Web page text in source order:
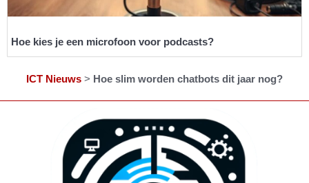
Hoe kies je een microfoon voor podcasts?
ICT Nieuws > Hoe slim worden chatbots dit jaar nog?